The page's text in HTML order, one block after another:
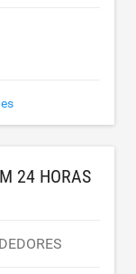
24 HORAS